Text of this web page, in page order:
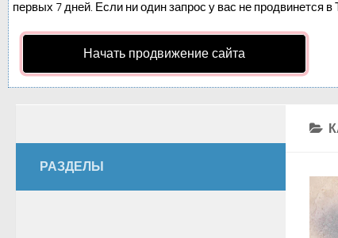
первых 7 дней. Если ни один запрос у вас не продвинется в
Начать продвижение сайта
РАЗДЕЛЫ